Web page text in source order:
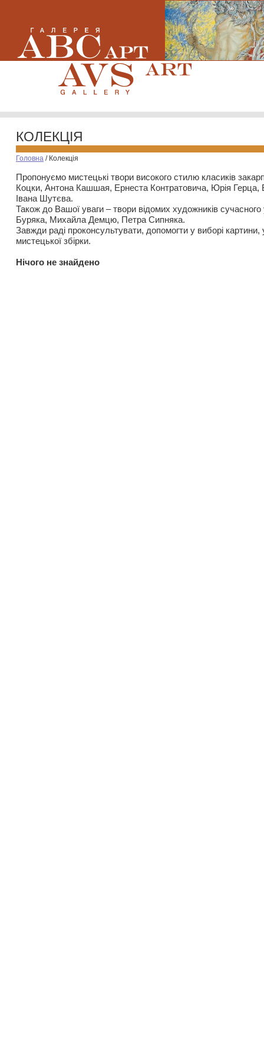
КОЛЕКЦІЯ
Головна / Колекція
Пропонуємо мистецькі твори високого стилю класиків
Коцки, Антона Кашшая, Ернеста Контратовича, Юрія
Івана Шутєва.
Також до Вашої уваги – твори відомих художників
Буряка, Михайла Демцю, Петра Сипняка.
Завжди раді проконсультувати, допомогти у виборі картини,
мистецької збірки.
Нiчого не знайдено